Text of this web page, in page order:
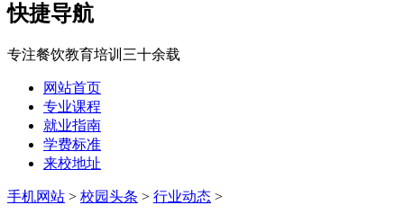
快捷导航
专注餐饮教育培训三十余载
网站首页
专业课程
就业指南
学费标准
来校地址
手机网站 > 校园头条 > 行业动态 >